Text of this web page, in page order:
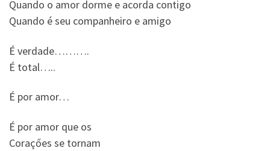
Quando o amor dorme e acorda contigo
Quando é seu companheiro e amigo
É verdade……….
É total…..
É por amor…
É por amor que os
Coraçőes se tornam